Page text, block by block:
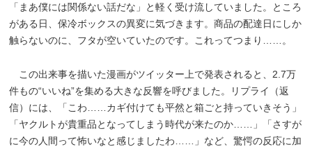
「まあ僕には関係ない話だな」と軽く受け流していました。ところ
がある日、保冷ボックスの異変に気づきます。商品の配達日にしか
触らないのに、フタが空いていたのです。これってつまり……。
この出来事を描いた漫画がツイッター上で発表されると、2.7万
件もの“いいね”を集める大きな反響を呼びました。リプライ（返
信）には、「こわ……カギ付けても平然と箱ごと持っていきそう」
「ヤクルトが貴重品となってしまう時代が来たのか……」「さすが
に今の人間って怖いなと感じましたわ……」など、驚愕の反応に加